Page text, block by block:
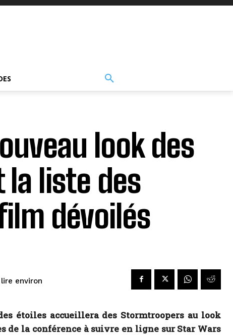
look des
liste des
dévoilés
environ
étoiles accueillera des Stormtroopers au look
de la conférence à suivre en ligne sur Star Wars